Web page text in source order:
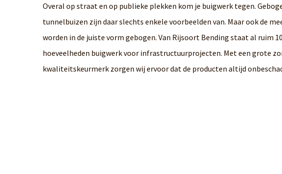
Overal op straat en op publieke plekken kom je buigwerk tegen.
tunnelbuizen zijn daar slechts enkele voorbeelden van. Maar ook de
worden in de juiste vorm gebogen. Van Rijsoort Bending staat al ruim
hoeveelheden buigwerk voor infrastructuurprojecten. Met een grote
kwaliteitskeurmerk zorgen wij ervoor dat de producten altijd